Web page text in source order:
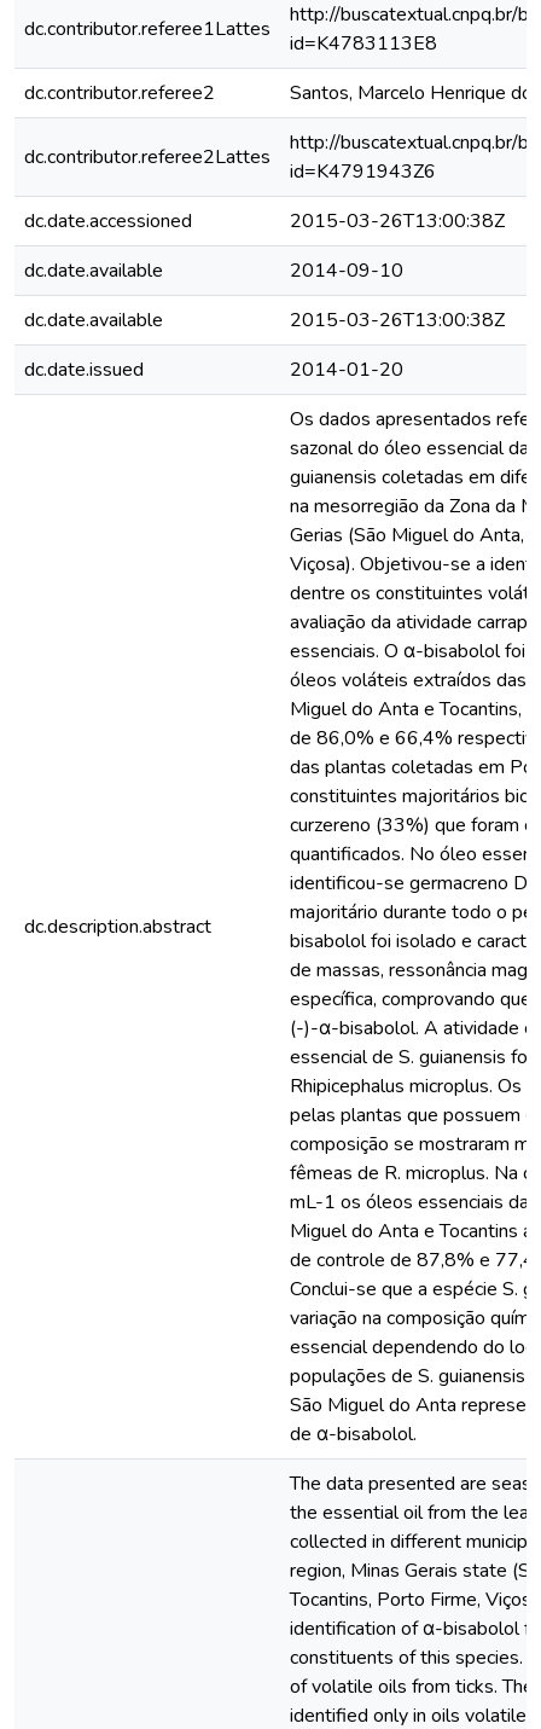
dc.contributor.referee1Lattes
http://buscatextual.cnpq.br/
id=K4783113E8
dc.contributor.referee2
Santos, Marcelo Henrique dos
dc.contributor.referee2Lattes
http://buscatextual.cnpq.br/
id=K4791943Z6
dc.date.accessioned
2015-03-26T13:00:38Z
dc.date.available
2014-09-10
dc.date.available
2015-03-26T13:00:38Z
dc.date.issued
2014-01-20
dc.description.abstract
Os dados apresentados
sazonal do óleo essencial
guianensis coletadas em
na mesorregião da Zona da
Gerias (São Miguel do Anta,
Viçosa). Objetivou-se a
dentre os constituintes
avaliação da atividade
essenciais. O α-bisabolol foi
óleos voláteis extraídos das
Miguel do Anta e Tocantins,
de 86,0% e 66,4%
das plantas coletadas em
constituintes majoritários
curzereno (33%) que foram
quantificados. No óleo
identificou-se germacreno D
majoritário durante todo o
bisabolol foi isolado e
de massas, ressonância
específica, comprovando
(-)-α-bisabolol. A atividade
essencial de S. guianensis foi
Rhipicephalus microplus. Os
pelas plantas que possuem
composição se mostraram
fêmeas de R. microplus. Na
mL-1 os óleos essenciais
Miguel do Anta e Tocantins
de controle de 87,8% e
Conclui-se que a espécie S.
variação na composição
essencial dependendo do
populações de S. guianensis
São Miguel do Anta
de α-bisabolol.
The data presented are
the essential oil from the
collected in different
region, Minas Gerais state
Tocantins, Porto Firme,
identification of α-bisabolol
constituents of this species.
of volatile oils from ticks.
identified only in oils